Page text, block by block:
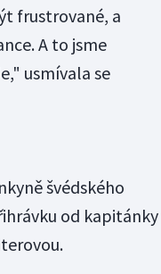
frustrované, a
A to jsme
usmívala se
švédského
od kapitánky